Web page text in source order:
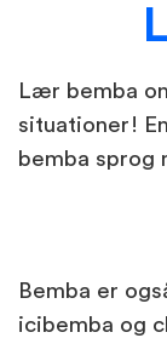
Lær bemba
situationer!
bemba sprog
Bemba er
icibemba og